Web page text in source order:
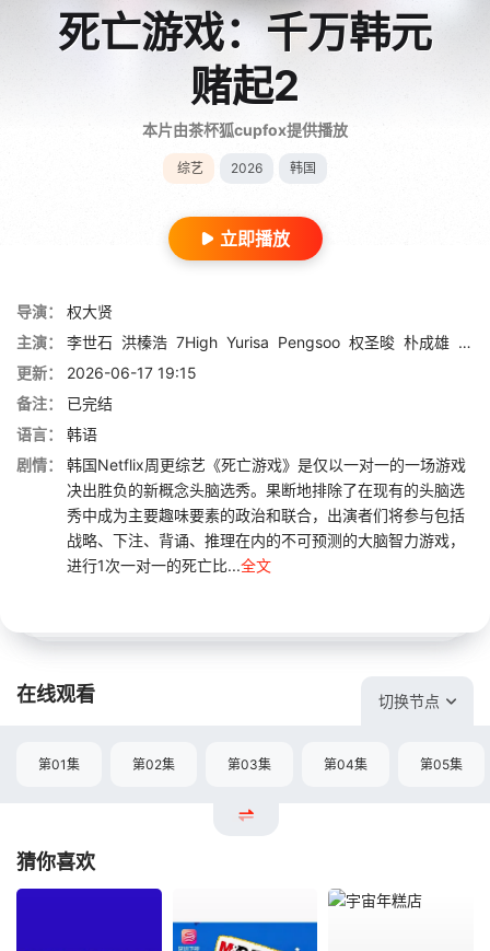
死亡游戏：千万韩元
赌起2
本片由茶杯狐cupfox提供播放
综艺 2026 韩国
立即播放
导演：
权大贤
主演：
李世石 洪榛浩 7High Yurisa Pengsoo 权圣晙 朴成雄 张
更新：
2026-06-17 19:15
备注：
已完结
语言：
韩语
剧情：
韩国Netflix周更综艺《死亡游戏》是仅以一对一的一场游戏
决出胜负的新概念头脑选秀。果断地排除了在现有的头脑选
秀中成为主要趣味要素的政治和联合，出演者们将参与包括
战略、下注、背诵、推理在内的不可预测的大脑智力游戏，
进行1次一对一的死亡比...全文
在线观看 切换节点
第01集 第02集 第03集 第04集 第05集
猜你喜欢